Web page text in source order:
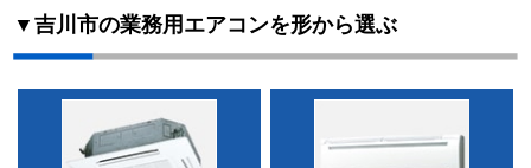
▼吉川市の業務用エアコンを形から選ぶ